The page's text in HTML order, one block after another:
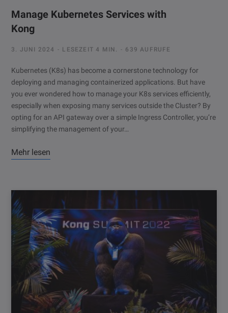
Manage Kubernetes Services with
Kong
3. JUNI 2024 LESEZEIT 4 MIN. 639 AUFRUFE
Kubernetes (K8s) has become a cornerstone technology for
deploying and managing containerized applications. But have
you ever wondered how to manage your K8s services efficiently,
especially when exposing many services outside the Cluster? By
opting for an API gateway over a simple Ingress Controller, you’re
simplifying the management of your…
Mehr lesen